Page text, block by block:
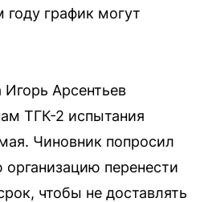
году график могут
Арсентьев
ТГК-2 испытания
Чиновник попросил
перенести
чтобы не доставлять